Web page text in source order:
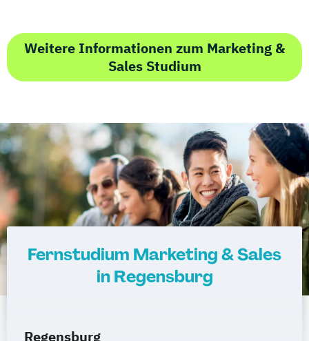
Weitere Informationen zum Marketing &
Sales Studium
Fernstudium Marketing & Sales
in Regensburg
Regensburg